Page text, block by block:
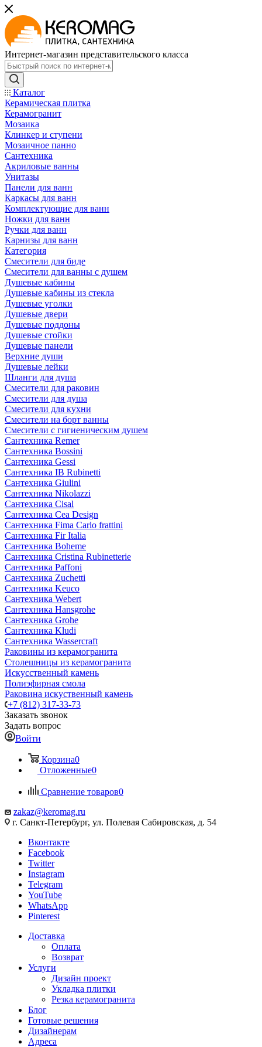
Интернет-магазин представительского класса
Каталог
Керамическая плитка
Керамогранит
Мозаика
Клинкер и ступени
Мозаичное панно
Сантехника
Акриловые ванны
Унитазы
Панели для ванн
Каркасы для ванн
Комплектующие для ванн
Ножки для ванн
Ручки для ванн
Карнизы для ванн
Категория
Смесители для биде
Смесители для ванны с душем
Душевые кабины
Душевые кабины из стекла
Душевые уголки
Душевые двери
Душевые поддоны
Душевые стойки
Душевые панели
Верхние души
Душевые лейки
Шланги для душа
Смесители для раковин
Смесители для душа
Смесители для кухни
Смесители на борт ванны
Смесители с гигиеническим душем
Сантехника Remer
Сантехника Bossini
Сантехника Gessi
Сантехника IB Rubinetti
Сантехника Giulini
Сантехника Nikolazzi
Сантехника Cisal
Сантехника Cea Design
Сантехника Fima Carlo frattini
Сантехника Fir Italia
Сантехника Boheme
Сантехника Cristina Rubinetterie
Сантехника Paffoni
Сантехника Zuchetti
Сантехника Keuco
Сантехника Webert
Сантехника Hansgrohe
Сантехника Grohe
Сантехника Kludi
Сантехника Wassercraft
Раковины из керамогранита
Столешницы из керамогранита
Искусственный камень
Полиэфирная смола
Раковина искуственный камень
+7 (812) 317-33-73
Заказать звонок
Задать вопрос
Войти
Корзина0
Отложенные0
Сравнение товаров0
zakaz@keromag.ru
г. Санкт-Петербург, ул. Полевая Сабировская, д. 54
Вконтакте
Facebook
Twitter
Instagram
Telegram
YouTube
WhatsApp
Pinterest
Доставка
Оплата
Возврат
Услуги
Дизайн проект
Укладка плитки
Резка керамогранита
Блог
Готовые решения
Дизайнерам
Адреса